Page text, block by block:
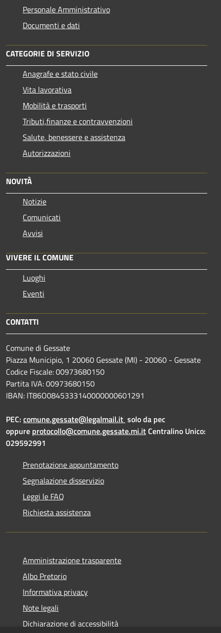
Personale Amministrativo
Documenti e dati
CATEGORIE DI SERVIZIO
Anagrafe e stato civile
Vita lavorativa
Mobilità e trasporti
Tributi,finanze e contravvenzioni
Salute, benessere e assistenza
Autorizzazioni
NOVITÀ
Notizie
Comunicati
Avvisi
VIVERE IL COMUNE
Luoghi
Eventi
CONTATTI
Comune di Gessate
Piazza Municipio, 1 20060 Gessate (MI) - 20060 - Gessate
Codice Fiscale: 00973680150
Partita IVA: 00973680150
IBAN: IT86O0845333140000000601291
PEC: comune.gessate@legalmail.it solo da pec
oppure protocollo@comune.gessate.mi.itCentralino Unico:
029592991
Prenotazione appuntamento
Segnalazione disservizio
Leggi le FAQ
Richiesta assistenza
Amministrazione trasparente
Albo Pretorio
Informativa privacy
Note legali
Dichiarazione di accessibilità